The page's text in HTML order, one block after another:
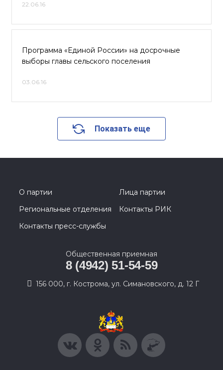
22.06.16
Программа «Единой России» на досрочные
выборы главы сельского поселения
03.06.16
Показать еще
О партии
Лица партии
Региональные отделения
Контакты РИК
Контакты пресс-службы
Общественная приемная
8 (4942) 51-54-59
156 000, г. Кострома, ул. Симановского, д. 12 Г